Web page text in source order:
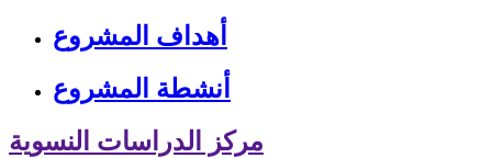
أهداف المشروع
أنشطة المشروع
مركز الدراسات النسوية